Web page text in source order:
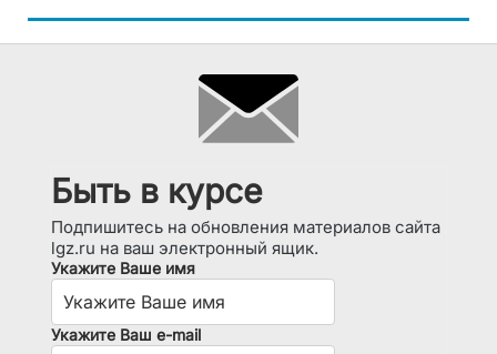
Быть в курсе
Подпишитесь на обновления материалов сайта
lgz.ru на ваш электронный ящик.
Укажите Ваше имя
Укажите Ваш e-mail